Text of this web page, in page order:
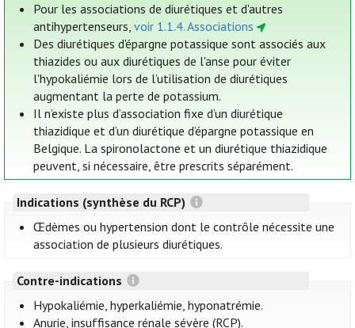
Pour les associations de diurétiques et d'autres
antihypertenseurs,voir 1.1.4. Associations
Des diurétiques d'épargne potassique sont associés aux
thiazides ou aux diurétiques de l'anse pour éviter
l'hypokaliémie lors de l’utilisation de diurétiques
augmentant la perte de potassium.
Il n’existe plus d’association fixe d’un diurétique
thiazidique et d’un diurétique d’épargne potassique en
Belgique. La spironolactone et un diurétique thiazidique
peuvent, si nécessaire, être prescrits séparément.
Indications (synthèse du RCP)
Œdèmes ou hypertension dont le contrôle nécessite une
association de plusieurs diurétiques.
Contre-indications
Hypokaliémie, hyperkaliémie, hyponatrémie.
Anurie, insuffisance rénale sévère (RCP).